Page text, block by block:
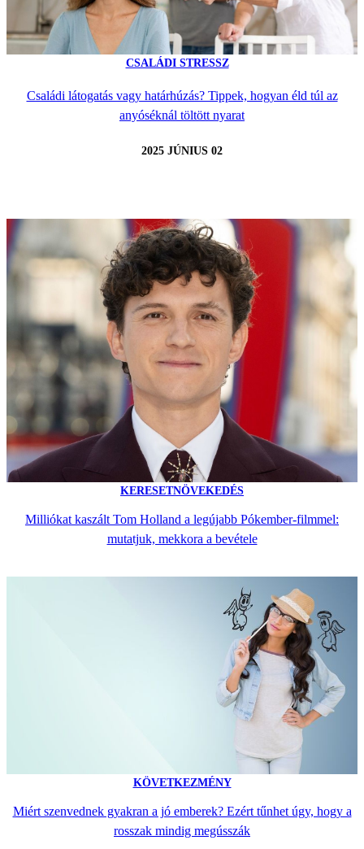
CSALÁDI STRESSZ
Családi látogatás vagy határhúzás? Tippek, hogyan éld túl az
anyóséknál töltött nyarat
2025 JÚNIUS 02
KERESETNÖVEKEDÉS
Milliókat kaszált Tom Holland a legújabb Pókember-filmmel:
mutatjuk, mekkora a bevétele
KÖVETKEZMÉNY
Miért szenvednek gyakran a jó emberek? Ezért tűnhet úgy, hogy a
rosszak mindig megússzák